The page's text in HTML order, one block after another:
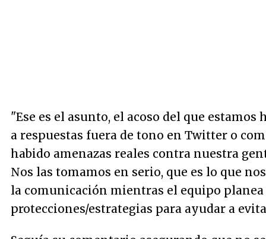
"Ese es el asunto, el acoso del que
a respuestas fuera de tono en Twitter o
habido amenazas reales contra nuestra
Nos las tomamos en serio, que es lo que
la comunicación mientras el equipo
protecciones/estrategias para ayudar a